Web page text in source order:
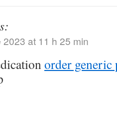
2023 at 11 h 25 min
order